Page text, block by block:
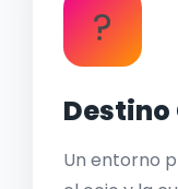
?
Un entorno